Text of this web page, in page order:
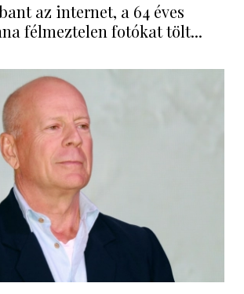
az internet, a 64 éves
félmeztelen fotókat tölt...